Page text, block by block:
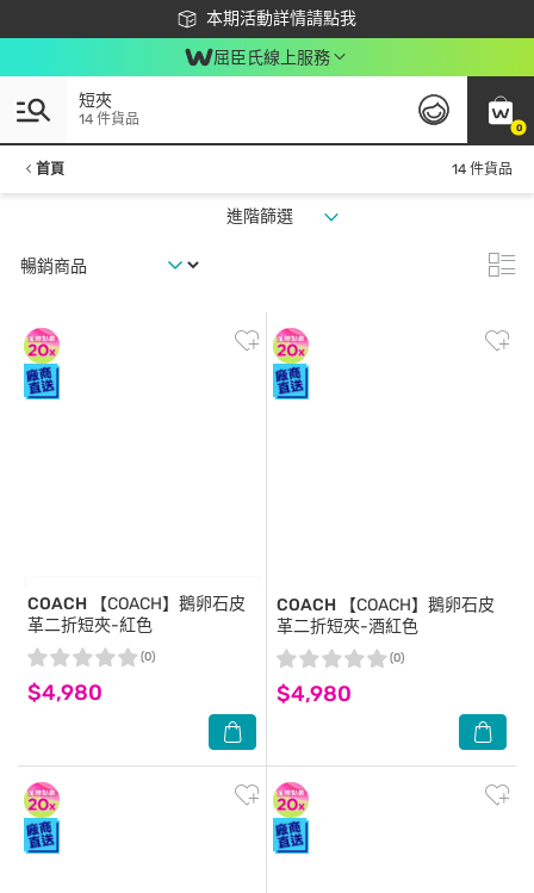
本期活動詳情請點我
下載app最高回饋$350
屈臣氏線上服務
0
短夾
14 件貨品
首頁 14 件貨品
進階篩選
COACH 【COACH】鵝卵石皮
革二折短夾-紅色
$4,980
(0)
COACH 【COACH】鵝卵石皮
革二折短夾-酒紅色
$4,980
(0)